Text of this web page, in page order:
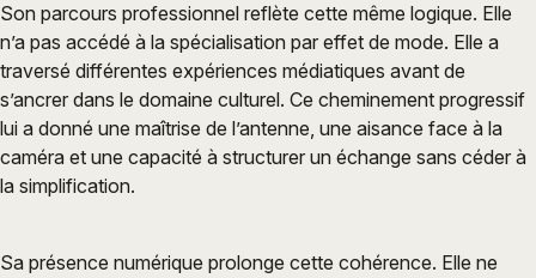
Son parcours professionnel reflète cette même logique. Elle
n’a pas accédé à la spécialisation par effet de mode. Elle a
traversé différentes expériences médiatiques avant de
s’ancrer dans le domaine culturel. Ce cheminement progressif
lui a donné une maîtrise de l’antenne, une aisance face à la
caméra et une capacité à structurer un échange sans céder à
la simplification.
Sa présence numérique prolonge cette cohérence. Elle ne